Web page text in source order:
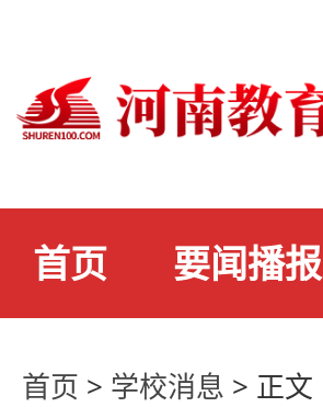
首页 要闻播报
首页 > 学校消息 > 正文